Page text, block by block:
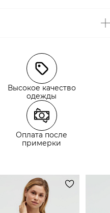
СДЭК
СДЭК
Высокое качество
одежды
Оплата после
примерки